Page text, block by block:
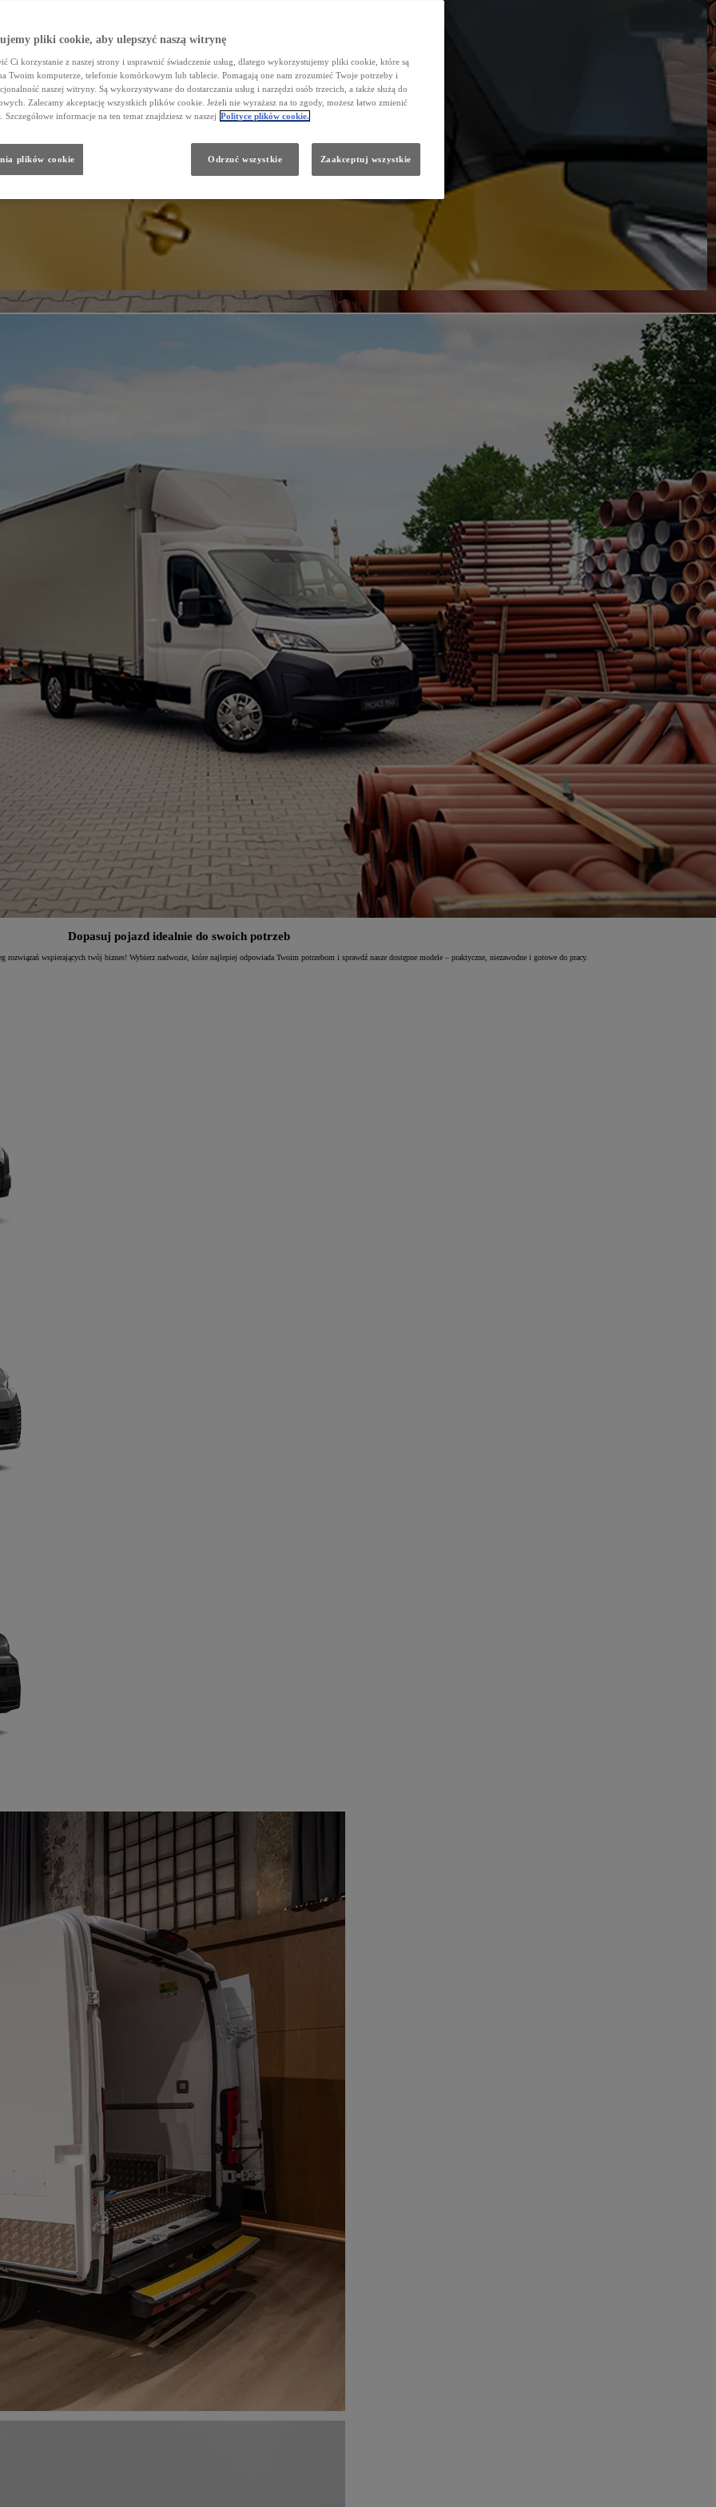
Dopasuj pojazd idealnie do swoich potrzeb
wspierających twój biznes! Wybierz nadwozie, które najlepiej odpowiada Twoim potrzebom i sprawdź nasze dostępne modele – praktyczne, niezawodne i gotowe do pracy.
pliki cookie, aby ulepszyć naszą witrynę
Ci korzystanie z naszej strony i usprawnić świadczenie usług, dlatego wykorzystujemy pliki cookie, które są
Twoim komputerze, telefonie komórkowym lub tablecie. Pomagają one nam zrozumieć Twoje potrzeby i
naszej witryny. Są wykorzystywane do dostarczania usług i narzędzi osób trzecich, a także służą do
Zalecamy akceptację wszystkich plików cookie. Jeżeli nie wyrażasz na to zgody, możesz łatwo zmienić
Szczegółowe informacje na ten temat znajdziesz w naszej Polityce plików cookie.
plików cookie Odrzuć wszystkie Zaakceptuj wszystkie